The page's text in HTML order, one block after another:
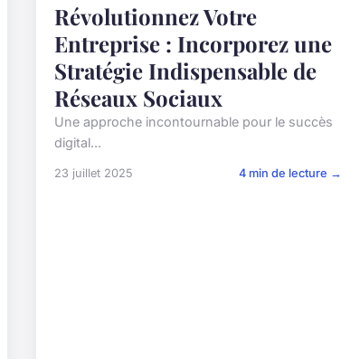
Révolutionnez Votre
Entreprise : Incorporez une
Stratégie Indispensable de
Réseaux Sociaux
Une approche incontournable pour le succès
digital...
23 juillet 2025 4 min de lecture →